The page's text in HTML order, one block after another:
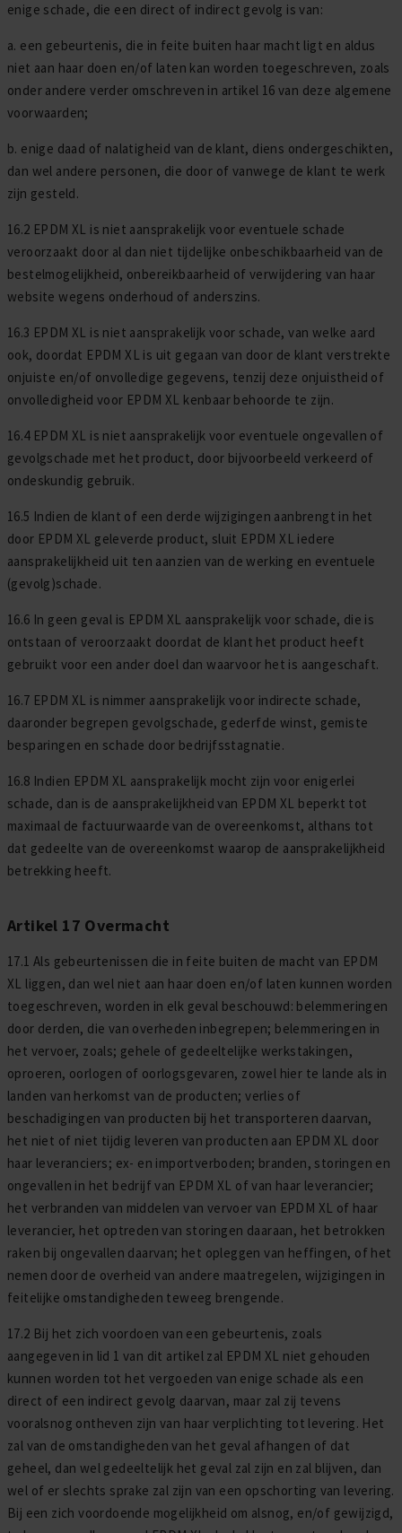
enige schade, die een direct of indirect gevolg is van:
a. een gebeurtenis, die in feite buiten haar macht ligt en aldus
niet aan haar doen en/of laten kan worden toegeschreven, zoals
onder andere verder omschreven in artikel 16 van deze algemene
voorwaarden;
b. enige daad of nalatigheid van de klant, diens ondergeschikten,
dan wel andere personen, die door of vanwege de klant te werk
zijn gesteld.
16.2 EPDM XL is niet aansprakelijk voor eventuele schade
veroorzaakt door al dan niet tijdelijke onbeschikbaarheid van de
bestelmogelijkheid, onbereikbaarheid of verwijdering van haar
website wegens onderhoud of anderszins.
16.3 EPDM XL is niet aansprakelijk voor schade, van welke aard
ook, doordat EPDM XL is uit gegaan van door de klant verstrekte
onjuiste en/of onvolledige gegevens, tenzij deze onjuistheid of
onvolledigheid voor EPDM XL kenbaar behoorde te zijn.
16.4 EPDM XL is niet aansprakelijk voor eventuele ongevallen of
gevolgschade met het product, door bijvoorbeeld verkeerd of
ondeskundig gebruik.
16.5 Indien de klant of een derde wijzigingen aanbrengt in het
door EPDM XL geleverde product, sluit EPDM XL iedere
aansprakelijkheid uit ten aanzien van de werking en eventuele
(gevolg)schade.
16.6 In geen geval is EPDM XL aansprakelijk voor schade, die is
ontstaan of veroorzaakt doordat de klant het product heeft
gebruikt voor een ander doel dan waarvoor het is aangeschaft.
16.7 EPDM XL is nimmer aansprakelijk voor indirecte schade,
daaronder begrepen gevolgschade, gederfde winst, gemiste
besparingen en schade door bedrijfsstagnatie.
16.8 Indien EPDM XL aansprakelijk mocht zijn voor enigerlei
schade, dan is de aansprakelijkheid van EPDM XL beperkt tot
maximaal de factuurwaarde van de overeenkomst, althans tot
dat gedeelte van de overeenkomst waarop de aansprakelijkheid
betrekking heeft.
Artikel 17 Overmacht
17.1 Als gebeurtenissen die in feite buiten de macht van EPDM
XL liggen, dan wel niet aan haar doen en/of laten kunnen worden
toegeschreven, worden in elk geval beschouwd: belemmeringen
door derden, die van overheden inbegrepen; belemmeringen in
het vervoer, zoals; gehele of gedeeltelijke werkstakingen,
oproeren, oorlogen of oorlogsgevaren, zowel hier te lande als in
landen van herkomst van de producten; verlies of
beschadigingen van producten bij het transporteren daarvan,
het niet of niet tijdig leveren van producten aan EPDM XL door
haar leveranciers; ex- en importverboden; branden, storingen en
ongevallen in het bedrijf van EPDM XL of van haar leverancier;
het verbranden van middelen van vervoer van EPDM XL of haar
leverancier, het optreden van storingen daaraan, het betrokken
raken bij ongevallen daarvan; het opleggen van heffingen, of het
nemen door de overheid van andere maatregelen, wijzigingen in
feitelijke omstandigheden teweeg brengende.
17.2 Bij het zich voordoen van een gebeurtenis, zoals
aangegeven in lid 1 van dit artikel zal EPDM XL niet gehouden
kunnen worden tot het vergoeden van enige schade als een
direct of een indirect gevolg daarvan, maar zal zij tevens
vooralsnog ontheven zijn van haar verplichting tot levering. Het
zal van de omstandigheden van het geval afhangen of dat
geheel, dan wel gedeeltelijk het geval zal zijn en zal blijven, dan
wel of er slechts sprake zal zijn van een opschorting van levering.
Bij een zich voordoende mogelijkheid om alsnog, en/of gewijzigd,